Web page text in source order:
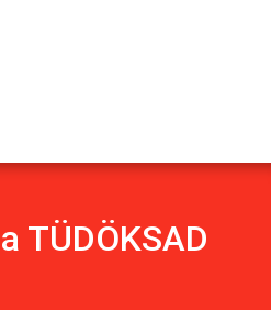
TÜDÖKSAD